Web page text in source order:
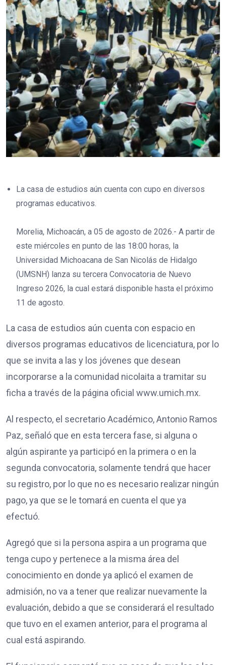
La casa de estudios aún cuenta con cupo en diversos
programas educativos.
Morelia, Michoacán, a 05 de agosto de 2026.- A partir de
este miércoles en punto de las 18:00 horas, la
Universidad Michoacana de San Nicolás de Hidalgo
(UMSNH) lanza su tercera Convocatoria de Nuevo
Ingreso 2026, la cual estará disponible hasta el próximo
11 de agosto.
La casa de estudios aún cuenta con espacio en
diversos programas educativos de licenciatura, por lo
que se invita a las y los jóvenes que desean
incorporarse a la comunidad nicolaita a tramitar su
ficha a través de la página oficial www.umich.mx.
Al respecto, el secretario Académico, Antonio Ramos
Paz, señaló que en esta tercera fase, si alguna o
algún aspirante ya participó en la primera o en la
segunda convocatoria, solamente tendrá que hacer
su registro, por lo que no es necesario realizar ningún
pago, ya que se le tomará en cuenta el que ya
efectuó.
Agregó que si la persona aspira a un programa que
tenga cupo y pertenece a la misma área del
conocimiento en donde ya aplicó el examen de
admisión, no va a tener que realizar nuevamente la
evaluación, debido a que se considerará el resultado
que tuvo en el examen anterior, para el programa al
cual está aspirando.